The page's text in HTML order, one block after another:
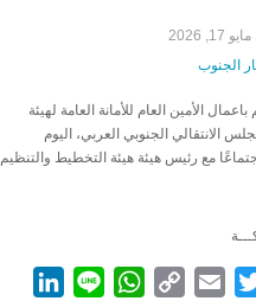
مايو 17, 2026
الجنوب
باعمال الأمين العام للأمانة العامة لهيئة
الانتقالي الجنوبي العربي، اليوم
مع رئيس هيئة هيئة التخطيط والتنظيم
Twitter
Email
Copy
WhatsApp
Line